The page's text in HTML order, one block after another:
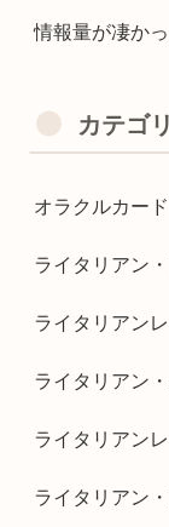
情報量が凄か
カテゴ
オラクルカー
ライタリアン
ライタリアン
ライタリアン
ライタリアン
ライタリアン